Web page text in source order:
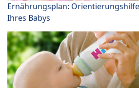
Ernährungsplan:
Ihres Babys